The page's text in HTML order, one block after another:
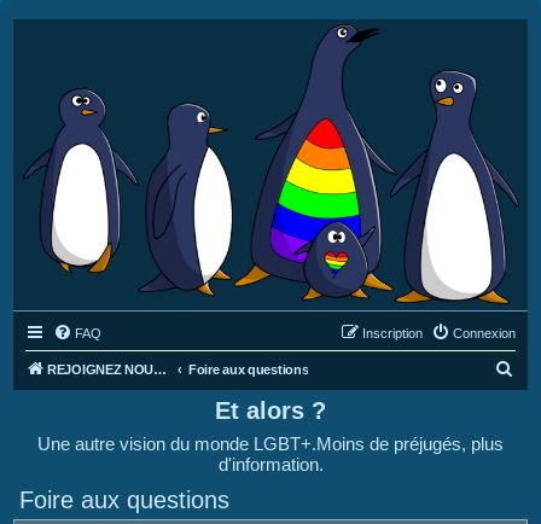
FAQ Connexion
Inscription
REJOIGNEZ NOUS SUR DISCORD : https://discord.gg/4C2Bvub Foire aux questions
Et alors ?
Une autre vision du monde LGBT+.Moins de préjugés, plus
d'information.
Foire aux questions